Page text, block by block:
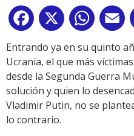
Facebook
X
Entrando ya en su quinto
Ucrania, el que más
desde la Segunda Guerra
solución y quien lo
Vladimir Putin, no se
lo contrario.